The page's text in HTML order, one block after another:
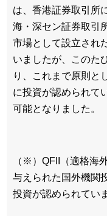
は、香港証券取引所
海・深セン証券取引
市場として設立され
いましたが、このた
り、これまで原則と
に投資が認められて
可能となりました。
（※）QFII（適格海
与えられた国外機関
投資が認められてい